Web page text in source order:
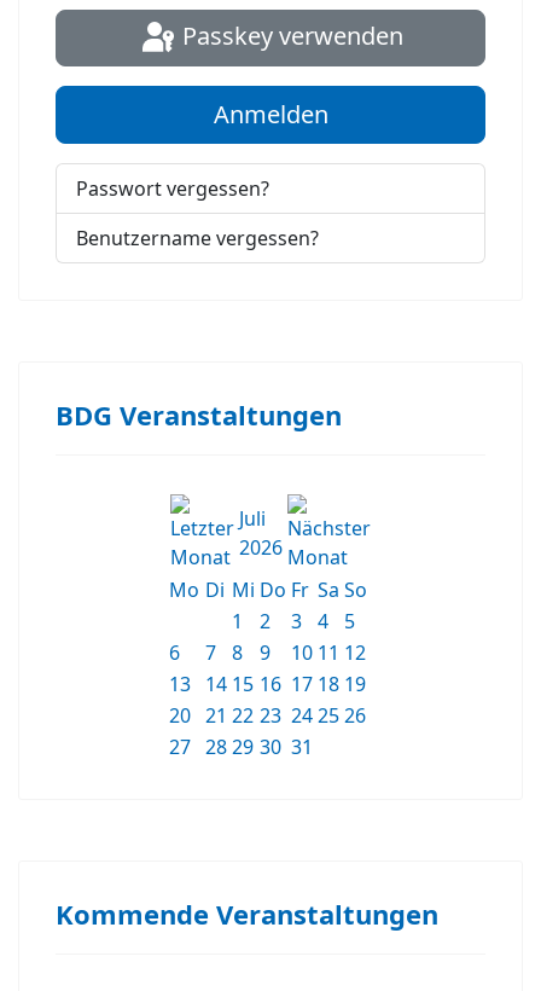
Passkey verwenden
Anmelden
Passwort vergessen?
Benutzername vergessen?
BDG Veranstaltungen
Juli
2026
Mo Di Mi Do Fr Sa So
1
2 3 4
5
6
7 8 9 10 11 12
13 14 15 16 17 18 19
20 21 22 23 242526
27 2829 30 31
Kommende Veranstaltungen